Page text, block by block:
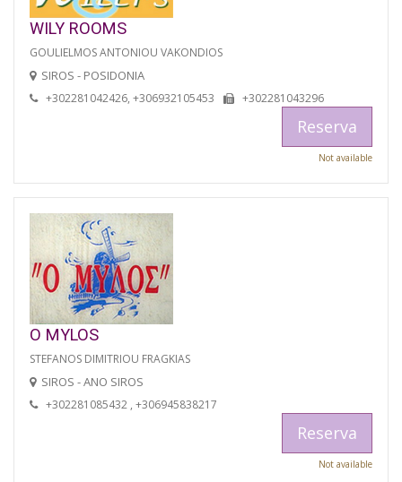
WILY ROOMS
GOULIELMOS ANTONIOU VAKONDIOS
SIROS - POSIDONIA
+302281042426, +306932105453 +302281043296
Reserva
Not available
O MYLOS
STEFANOS DIMITRIOU FRAGKIAS
SIROS - ANO SIROS
+302281085432 , +306945838217
Reserva
Not available